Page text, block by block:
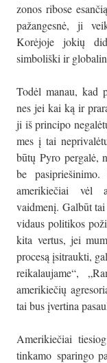
zonos ribose
pažangesnė, ji
Korėjoje jokių
simboliški ir
Todėl manau, kad
nes jei kai ką ir
ji iš principo
mes į tai
būtų Pyro pergalė,
be
amerikiečiai vėl
vaidmenį. Galbūt
vidaus politikos
kita vertus, jei
procesą įsitraukti,
reikalaujame“,
amerikiečių
tai bus įvertina
Amerikiečiai
tinkamo sparingo